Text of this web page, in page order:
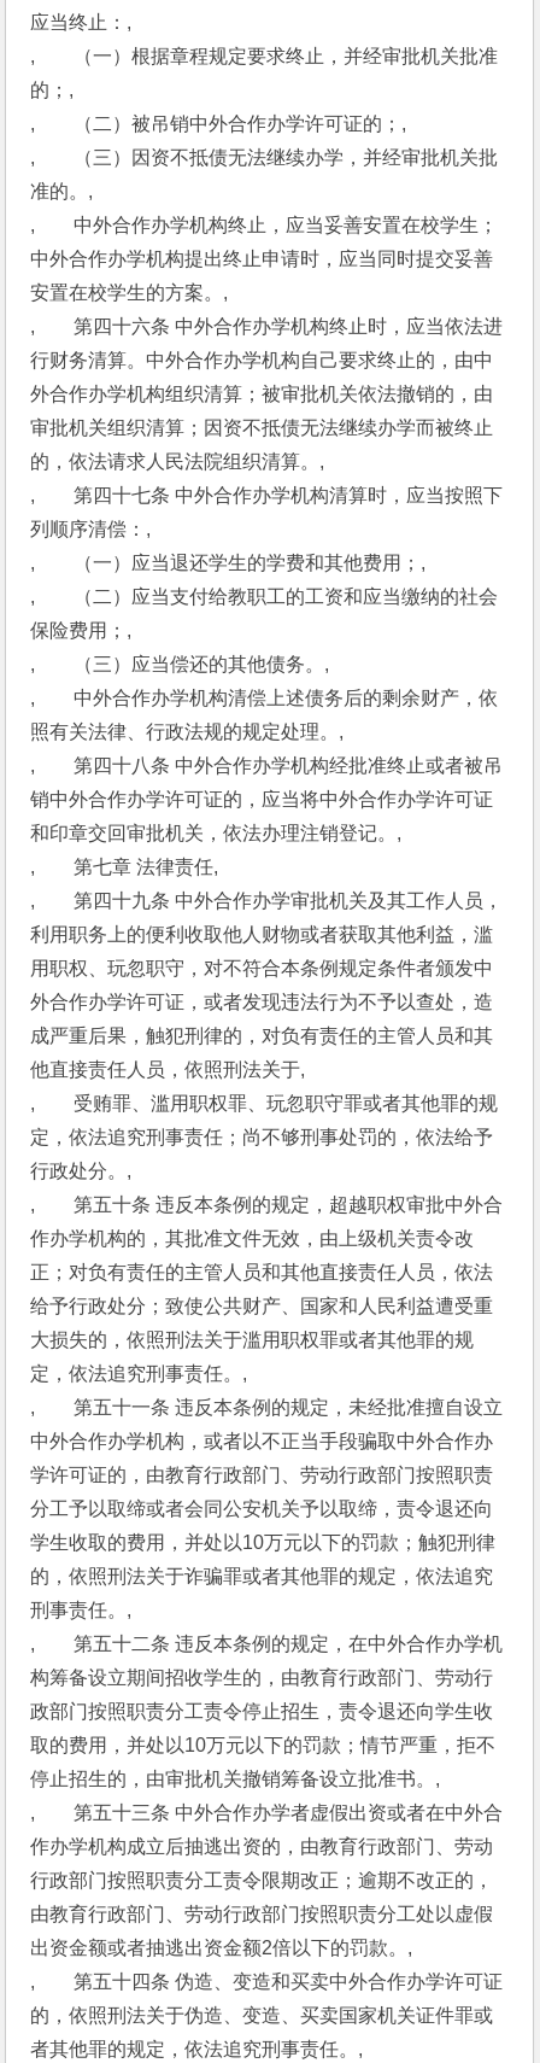
应当终止：,
,　　（一）根据章程规定要求终止，并经审批机关批准
的；,
,　　（二）被吊销中外合作办学许可证的；,
,　　（三）因资不抵债无法继续办学，并经审批机关批
准的。,
,　　中外合作办学机构终止，应当妥善安置在校学生；
中外合作办学机构提出终止申请时，应当同时提交妥善
安置在校学生的方案。,
,　　第四十六条 中外合作办学机构终止时，应当依法进
行财务清算。中外合作办学机构自己要求终止的，由中
外合作办学机构组织清算；被审批机关依法撤销的，由
审批机关组织清算；因资不抵债无法继续办学而被终止
的，依法请求人民法院组织清算。,
,　　第四十七条 中外合作办学机构清算时，应当按照下
列顺序清偿：,
,　　（一）应当退还学生的学费和其他费用；,
,　　（二）应当支付给教职工的工资和应当缴纳的社会
保险费用；,
,　　（三）应当偿还的其他债务。,
,　　中外合作办学机构清偿上述债务后的剩余财产，依
照有关法律、行政法规的规定处理。,
,　　第四十八条 中外合作办学机构经批准终止或者被吊
销中外合作办学许可证的，应当将中外合作办学许可证
和印章交回审批机关，依法办理注销登记。,
,　　第七章 法律责任,
,　　第四十九条 中外合作办学审批机关及其工作人员，
利用职务上的便利收取他人财物或者获取其他利益，滥
用职权、玩忽职守，对不符合本条例规定条件者颁发中
外合作办学许可证，或者发现违法行为不予以查处，造
成严重后果，触犯刑律的，对负有责任的主管人员和其
他直接责任人员，依照刑法关于,
,　　受贿罪、滥用职权罪、玩忽职守罪或者其他罪的规
定，依法追究刑事责任；尚不够刑事处罚的，依法给予
行政处分。,
,　　第五十条 违反本条例的规定，超越职权审批中外合
作办学机构的，其批准文件无效，由上级机关责令改
正；对负有责任的主管人员和其他直接责任人员，依法
给予行政处分；致使公共财产、国家和人民利益遭受重
大损失的，依照刑法关于滥用职权罪或者其他罪的规
定，依法追究刑事责任。,
,　　第五十一条 违反本条例的规定，未经批准擅自设立
中外合作办学机构，或者以不正当手段骗取中外合作办
学许可证的，由教育行政部门、劳动行政部门按照职责
分工予以取缔或者会同公安机关予以取缔，责令退还向
学生收取的费用，并处以10万元以下的罚款；触犯刑律
的，依照刑法关于诈骗罪或者其他罪的规定，依法追究
刑事责任。,
,　　第五十二条 违反本条例的规定，在中外合作办学机
构筹备设立期间招收学生的，由教育行政部门、劳动行
政部门按照职责分工责令停止招生，责令退还向学生收
取的费用，并处以10万元以下的罚款；情节严重，拒不
停止招生的，由审批机关撤销筹备设立批准书。,
,　　第五十三条 中外合作办学者虚假出资或者在中外合
作办学机构成立后抽逃出资的，由教育行政部门、劳动
行政部门按照职责分工责令限期改正；逾期不改正的，
由教育行政部门、劳动行政部门按照职责分工处以虚假
出资金额或者抽逃出资金额2倍以下的罚款。,
,　　第五十四条 伪造、变造和买卖中外合作办学许可证
的，依照刑法关于伪造、变造、买卖国家机关证件罪或
者其他罪的规定，依法追究刑事责任。,